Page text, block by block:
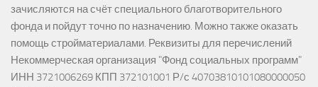
зачисляются на счёт специального благотворительного
фонда и пойдут точно по назначению. Можно также оказать
помощь стройматериалами. Реквизиты для перечислений
Некоммерческая организация "Фонд социальных программ"
ИНН 3721006269 КПП 372101001 Р/с 40703810101080000050